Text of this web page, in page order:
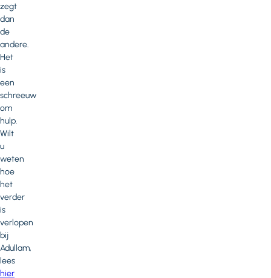
zegt
dan
de
andere.
Het
is
een
schreeuw
om
hulp.
Wilt
u
weten
hoe
het
verder
is
verlopen
bij
Adullam,
lees
hier